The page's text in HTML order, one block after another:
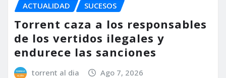
ACTUALIDAD SUCESOS
Torrent caza a los responsables
de los vertidos ilegales y
endurece las sanciones
torrent al dia Ago 7, 2026